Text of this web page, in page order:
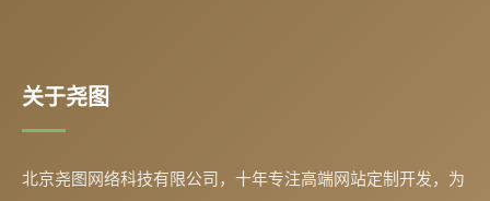
关于尧图
北京尧图网络科技有限公司，十年专注高端网站定制开发，为